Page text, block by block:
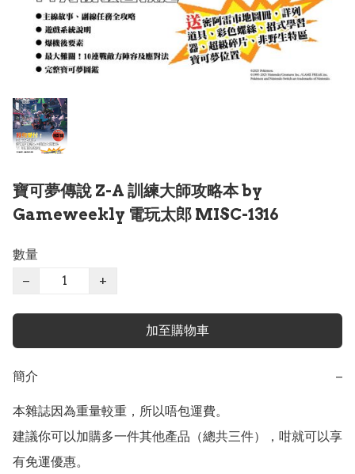
寶可夢傳說 Z-A 訓練大師攻略本 by
Gameweekly 電玩太郎 MISC-1316
數量
−
+
加至購物車
簡介 −
本雜誌因為重量較重，所以唔包運費。
建議你可以加購多一件其他產品（總共三件），咁就可以享
有免運優惠。